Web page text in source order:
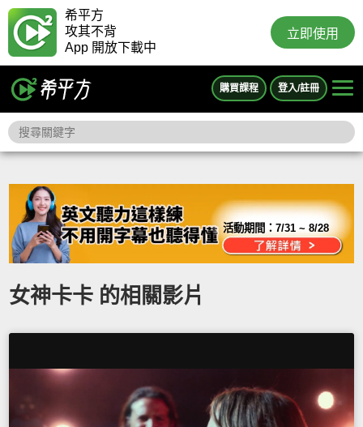
希平方
攻其不背
App 開放下載中
立即使用
購買課程 登入/註冊
活動期間：7/31 ~ 8/28
女神卡卡 的相關影片